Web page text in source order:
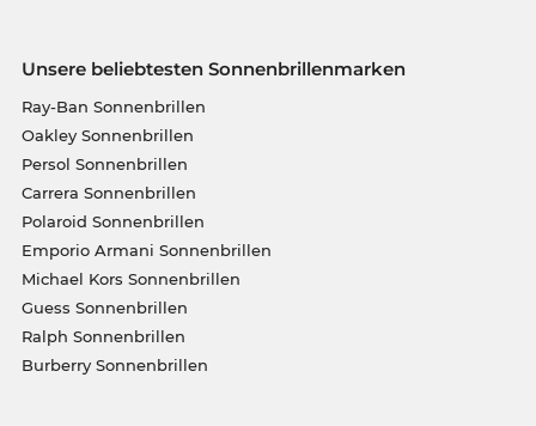
Unsere beliebtesten Sonnenbrillenmarken
Ray-Ban Sonnenbrillen
Oakley Sonnenbrillen
Persol Sonnenbrillen
Carrera Sonnenbrillen
Polaroid Sonnenbrillen
Emporio Armani Sonnenbrillen
Michael Kors Sonnenbrillen
Guess Sonnenbrillen
Ralph Sonnenbrillen
Burberry Sonnenbrillen